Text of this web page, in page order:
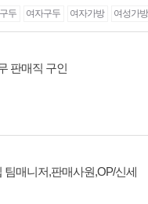
두 여자구두 여자가방 여성가방
판매직 구인
팀매니저,판매사원,OP/신세